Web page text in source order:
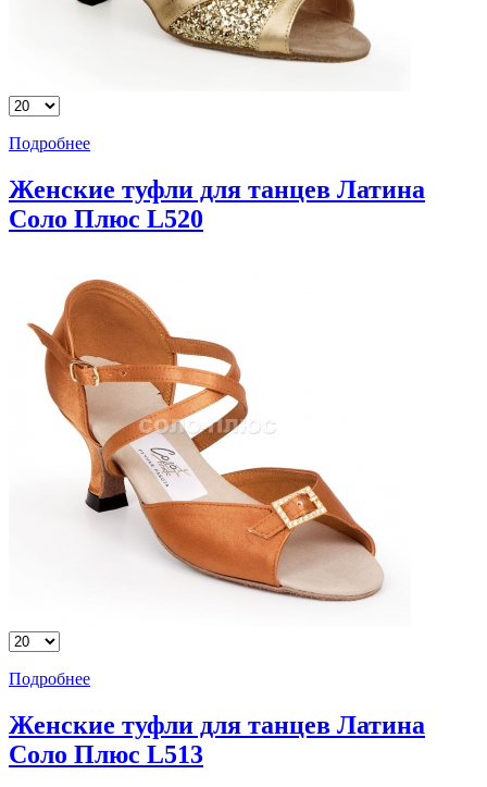
Подробнее
Женские туфли для танцев Латина
Соло Плюс L520
Подробнее
Женские туфли для танцев Латина
Соло Плюс L513